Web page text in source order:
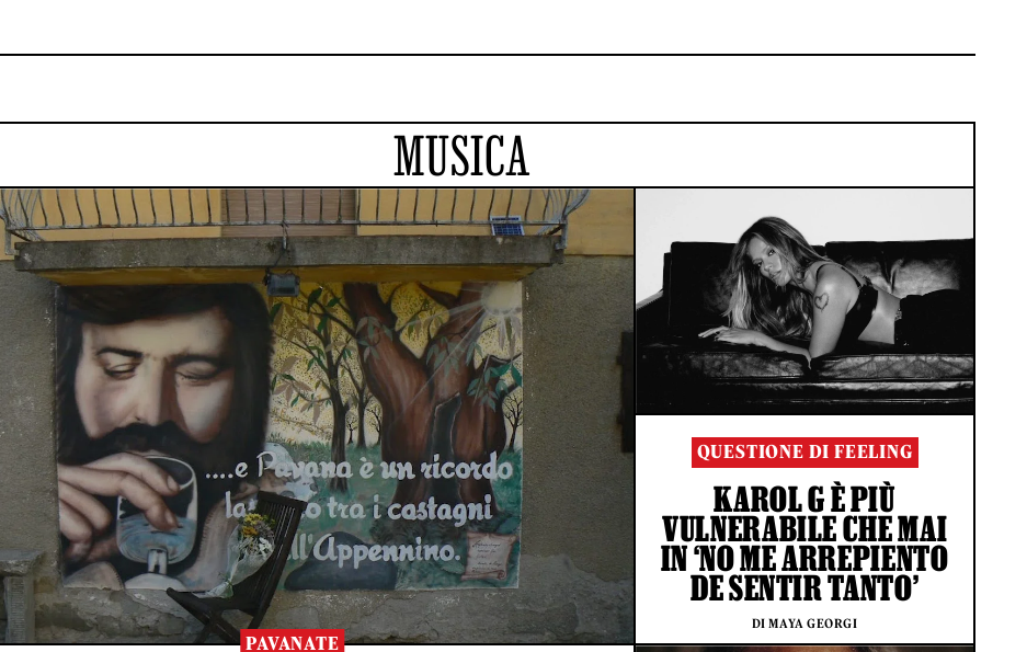
MUSICA
PAVANATE
QUESTIONE DI FEELING
KAROL G È PIÙ
VULNERABILE CHE MAI
IN ‘NO ME ARREPIENTO
DE SENTIR TANTO’
DI MAYA GEORGI